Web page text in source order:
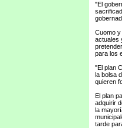
"El
Cuomo y
actuales
para los
"El plan
la bolsa
quieren
El plan
adquirir
la
tarde